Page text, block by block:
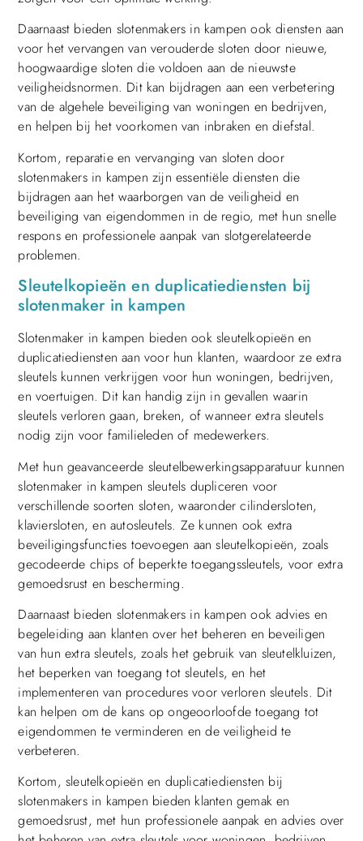
Daarnaast bieden slotenmakers in kampen ook diensten aan
voor het vervangen van verouderde sloten door nieuwe,
hoogwaardige sloten die voldoen aan de nieuwste
veiligheidsnormen. Dit kan bijdragen aan een verbetering
van de algehele beveiliging van woningen en bedrijven,
en helpen bij het voorkomen van inbraken en diefstal.
Kortom, reparatie en vervanging van sloten door
slotenmakers in kampen zijn essentiële diensten die
bijdragen aan het waarborgen van de veiligheid en
beveiliging van eigendommen in de regio, met hun snelle
respons en professionele aanpak van slotgerelateerde
problemen.
Sleutelkopieën en duplicatiediensten bij
slotenmaker in kampen
Slotenmaker in kampen bieden ook sleutelkopieën en
duplicatiediensten aan voor hun klanten, waardoor ze extra
sleutels kunnen verkrijgen voor hun woningen, bedrijven,
en voertuigen. Dit kan handig zijn in gevallen waarin
sleutels verloren gaan, breken, of wanneer extra sleutels
nodig zijn voor familieleden of medewerkers.
Met hun geavanceerde sleutelbewerkingsapparatuur kunnen
slotenmaker in kampen sleutels dupliceren voor
verschillende soorten sloten, waaronder cilindersloten,
klaviersloten, en autosleutels. Ze kunnen ook extra
beveiligingsfuncties toevoegen aan sleutelkopieën, zoals
gecodeerde chips of beperkte toegangssleutels, voor extra
gemoedsrust en bescherming.
Daarnaast bieden slotenmakers in kampen ook advies en
begeleiding aan klanten over het beheren en beveiligen
van hun extra sleutels, zoals het gebruik van sleutelkluizen,
het beperken van toegang tot sleutels, en het
implementeren van procedures voor verloren sleutels. Dit
kan helpen om de kans op ongeoorloofde toegang tot
eigendommen te verminderen en de veiligheid te
verbeteren.
Kortom, sleutelkopieën en duplicatiediensten bij
slotenmakers in kampen bieden klanten gemak en
gemoedsrust, met hun professionele aanpak en advies over